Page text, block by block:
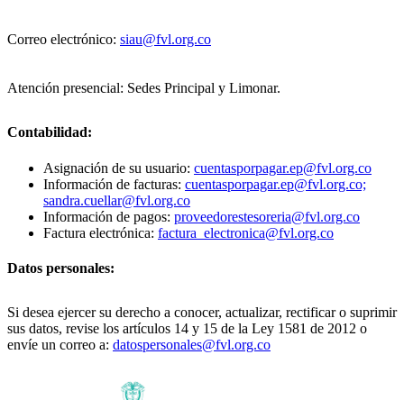
Correo electrónico: siau@fvl.org.co
Atención presencial: Sedes Principal y Limonar.
Contabilidad:
Asignación de su usuario: cuentasporpagar.ep@fvl.org.co
Información de facturas: cuentasporpagar.ep@fvl.org.co;
sandra.cuellar@fvl.org.co
Información de pagos: proveedorestesoreria@fvl.org.co
Factura electrónica: factura_electronica@fvl.org.co
Datos personales:
Si desea ejercer su derecho a conocer, actualizar, rectificar o suprimir
sus datos, revise los artículos 14 y 15 de la Ley 1581 de 2012 o
envíe un correo a: datospersonales@fvl.org.co